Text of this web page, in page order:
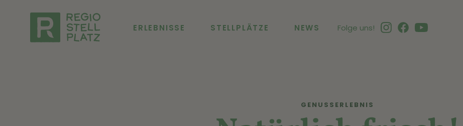
ERLEBNISSE STELLPLÄTZE NEWS Folge uns!
GENUSSERLEBNIS